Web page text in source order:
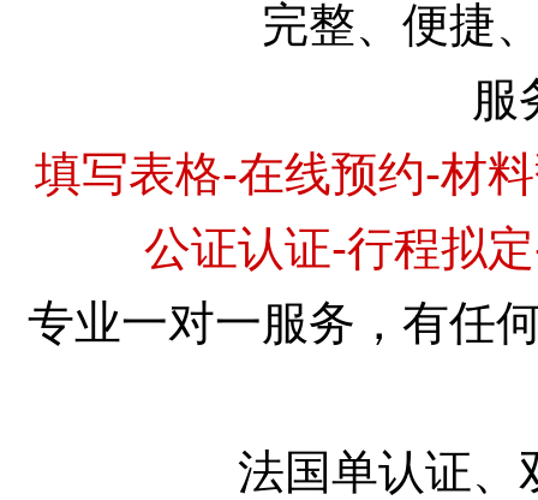
完整、便捷
服
填写表格-在线预约-材
公证认证-行程拟
专业一对一服务，有任
法国单认证、